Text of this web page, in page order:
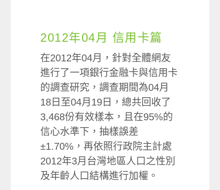
2012年04月 信用卡篇
在2012年04月，針對全體網友
進行了一項銀行金融卡與信用卡
的調查研究，調查期間為04月
18日至04月19日，總共回收了
3,468份有效樣本，且在95%的
信心水準下，抽樣誤差
±1.70%，再依照行政院主計處
2012年3月台灣地區人口之性別
及年齡人口結構進行加權。